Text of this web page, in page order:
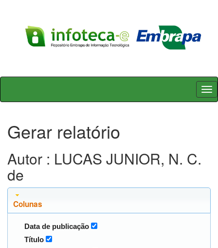
Skip
Gerar relatório
Autor : LUCAS JUNIOR, N. C.
de
Colunas
Data de publicação
Título